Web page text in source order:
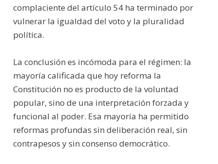
complaciente del artículo 54 ha terminado por
vulnerar la igualdad del voto y la pluralidad
política.
La conclusión es incómoda para el régimen: la
mayoría calificada que hoy reforma la
Constitución no es producto de la voluntad
popular, sino de una interpretación forzada y
funcional al poder. Esa mayoría ha permitido
reformas profundas sin deliberación real, sin
contrapesos y sin consenso democrático.